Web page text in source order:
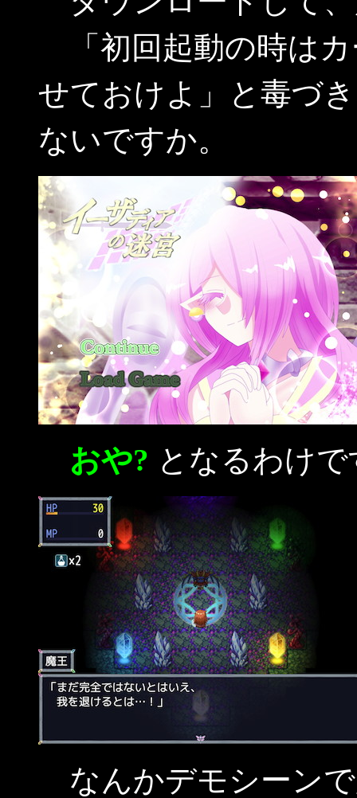
「初回起動の時はカ
せておけよ」と毒づ
ないですか。
おや? となるわけ
なんかデモシーン